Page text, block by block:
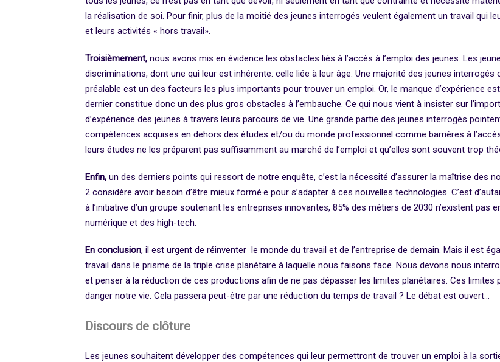
la réalisation de soi. Pour finir, plus de la moitié des jeunes interrogés veulent également un travail qui
et leurs activités « hors travail».
Troisièmement, nous avons mis en évidence les obstacles liés à l’accès à l’emploi des jeunes. Les
discriminations, dont une qui leur est inhérente: celle liée à leur âge. Une majorité des jeunes interrogés
préalable est un des facteurs les plus importants pour trouver un emploi. Or, le manque d’expérience
dernier constitue donc un des plus gros obstacles à l’embauche. Ce qui nous vient à insister sur
d’expérience des jeunes à travers leurs parcours de vie. Une grande partie des jeunes interrogés
compétences acquises en dehors des études et/ou du monde professionnel comme barrières à
leurs études ne les préparent pas suffisamment au marché de l’emploi et qu’elles sont souvent trop
Enfin,un des derniers points qui ressort de notre enquête, c’est la nécessité d’assurer la maîtrise des
2 considère avoir besoin d’être mieux formé·e pour s’adapter à ces nouvelles technologies. C’est
à l’initiative d’un groupe soutenant les entreprises innovantes, 85% des métiers de 2030 n’existent pas
numérique et des high-tech.
En conclusion, il est urgent de réinventer le monde du travail et de l’entreprise de demain. Mais il est
travail dans le prisme de la triple crise planétaire à laquelle nous faisons face. Nous devons nous
et penser à la réduction de ces productions afin de ne pas dépasser les limites planétaires. Ces limites
danger notre vie. Cela passera peut-être par une réduction du temps de travail ? Le débat est ouvert…
Discours de clôture
Les jeunes souhaitent développer des compétences qui leur permettront de trouver un emploi à la